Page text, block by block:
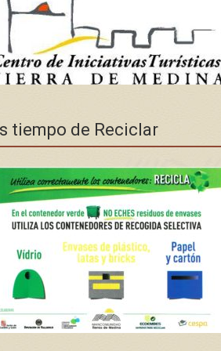
tiempo de Reciclar